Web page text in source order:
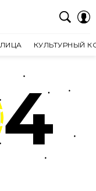
ЛИЦА КУЛЬТУРНЫЙ
4